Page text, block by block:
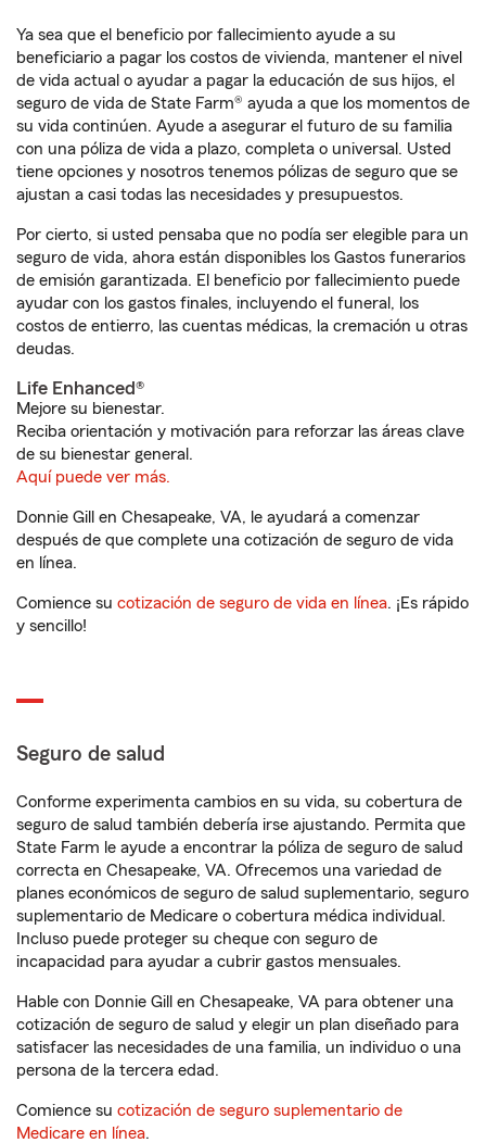
Ya sea que el beneficio por fallecimiento ayude a su
beneficiario a pagar los costos de vivienda, mantener el nivel
de vida actual o ayudar a pagar la educación de sus hijos, el
seguro de vida de State Farm® ayuda a que los momentos de
su vida continúen. Ayude a asegurar el futuro de su familia
con una póliza de vida a plazo, completa o universal. Usted
tiene opciones y nosotros tenemos pólizas de seguro que se
ajustan a casi todas las necesidades y presupuestos.
Por cierto, si usted pensaba que no podía ser elegible para un
seguro de vida, ahora están disponibles los Gastos funerarios
de emisión garantizada. El beneficio por fallecimiento puede
ayudar con los gastos finales, incluyendo el funeral, los
costos de entierro, las cuentas médicas, la cremación u otras
deudas.
Life Enhanced®
Mejore su bienestar.
Reciba orientación y motivación para reforzar las áreas clave
de su bienestar general.
Aquí puede ver más.
Donnie Gill en Chesapeake, VA, le ayudará a comenzar
después de que complete una cotización de seguro de vida
en línea.
Comience su cotización de seguro de vida en línea. ¡Es rápido
y sencillo!
Seguro de salud
Conforme experimenta cambios en su vida, su cobertura de
seguro de salud también debería irse ajustando. Permita que
State Farm le ayude a encontrar la póliza de seguro de salud
correcta en Chesapeake, VA. Ofrecemos una variedad de
planes económicos de seguro de salud suplementario, seguro
suplementario de Medicare o cobertura médica individual.
Incluso puede proteger su cheque con seguro de
incapacidad para ayudar a cubrir gastos mensuales.
Hable con Donnie Gill en Chesapeake, VA para obtener una
cotización de seguro de salud y elegir un plan diseñado para
satisfacer las necesidades de una familia, un individuo o una
persona de la tercera edad.
Comience su cotización de seguro suplementario de
Medicare en línea.